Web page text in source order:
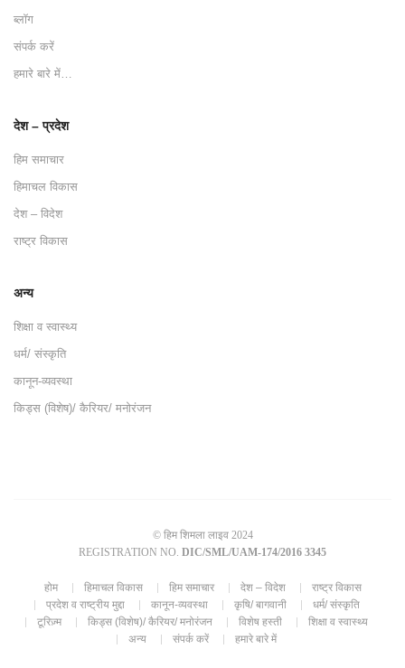
ब्लॉग
संपर्क करें
हमारे बारे में…
देश – प्रदेश
हिम समाचार
हिमाचल विकास
देश – विदेश
राष्ट्र विकास
अन्य
शिक्षा व स्वास्थ्य
धर्म/ संस्कृति
कानून-व्यवस्था
किड्स (विशेष)/ कैरियर/ मनोरंजन
© हिम शिमला लाइव 2024
REGISTRATION NO. DIC/SML/UAM-174/2016 3345
होम हिमाचल विकास हिम समाचार देश – विदेश
राष्ट्र विकास
प्रदेश व राष्ट्रीय मुद्दा
कानून-व्यवस्था कृषि/ बागवानी
धर्म/ संस्कृति
टूरिज़्म
किड्स (विशेष)/ कैरियर/ मनोरंजन विशेष हस्ती
शिक्षा व स्वास्थ्य
अन्य
संपर्क करें हमारे बारे में